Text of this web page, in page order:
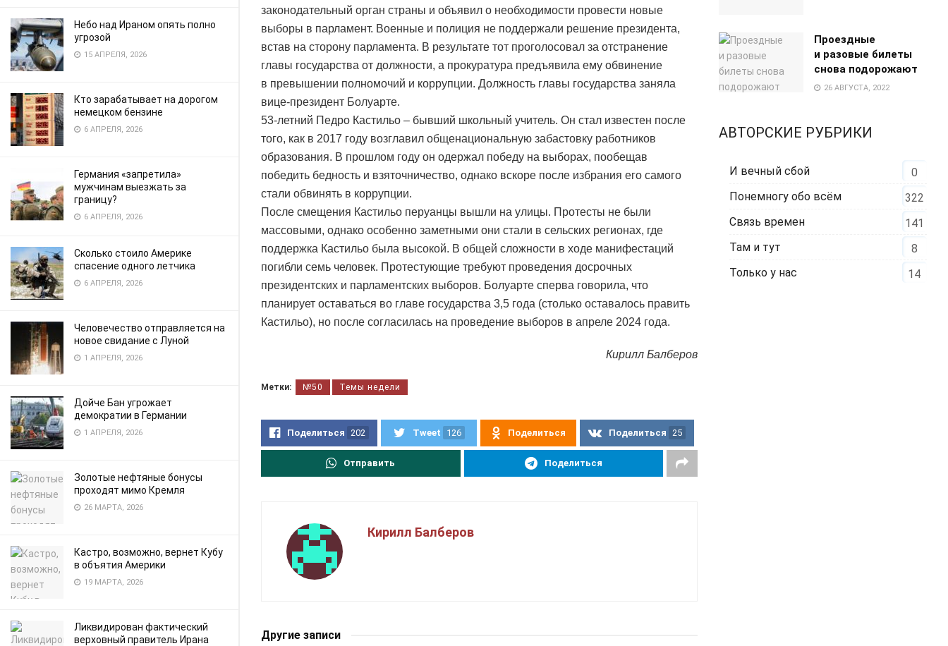
Небо над Ираном опять полно
угрозой
15 АПРЕЛЯ, 2026
Кто зарабатывает на дорогом
немецком бензине
6 АПРЕЛЯ, 2026
Германия «запретила»
мужчинам выезжать за
границу?
6 АПРЕЛЯ, 2026
Сколько стоило Америке
спасение одного летчика
6 АПРЕЛЯ, 2026
Человечество отправляется на
новое свидание с Луной
1 АПРЕЛЯ, 2026
Дойче Бан угрожает
демократии в Германии
1 АПРЕЛЯ, 2026
Золотые нефтяные бонусы
проходят мимо Кремля
26 МАРТА, 2026
Кастро, возможно, вернет Кубу
в объятия Америки
19 МАРТА, 2026
Ликвидирован фактический
верховный правитель Ирана
законодательный орган страны и объявил о необходимости провести новые
выборы в парламент. Военные и полиция не поддержали решение президента,
встав на сторону парламента. В результате тот проголосовал за отстранение
главы государства от должности, а прокуратура предъявила ему обвинение
в превышении полномочий и коррупции. Должность главы государства заняла
вице-президент Болуарте.
53-летний Педро Кастильо – бывший школьный учитель. Он стал известен после
того, как в 2017 году возглавил общенациональную забастовку работников
образования. В прошлом году он одержал победу на выборах, пообещав
победить бедность и взяточничество, однако вскоре после избрания его самого
стали обвинять в коррупции.
После смещения Кастильо перуанцы вышли на улицы. Протесты не были
массовыми, однако особенно заметными они стали в сельских регионах, где
поддержка Кастильо была высокой. В общей сложности в ходе манифестаций
погибли семь человек. Протестующие требуют проведения досрочных
президентских и парламентских выборов. Болуарте сперва говорила, что
планирует оставаться во главе государства 3,5 года (столько оставалось править
Кастильо), но после согласилась на проведение выборов в апреле 2024 года.
Кирилл Балберов
Метки: №50 Темы недели
Поделиться 202 Tweet 126 Поделиться Поделиться 25
Отправить Поделиться
Кирилл Балберов
Другие записи
Проездные
и разовые билеты
снова подорожают
26 АВГУСТА, 2022
АВТОРСКИЕ РУБРИКИ
И вечный сбой
0
Понемногу обо всём
322
Связь времен
141
Там и тут
8
Только у нас
14